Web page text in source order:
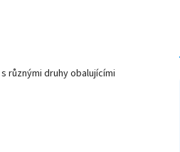
různými druhy obalujícími